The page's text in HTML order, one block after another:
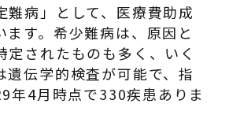
難病」として、医療費助成
ます。希少難病は、原因と
定されたものも多く、いく
遺伝学的検査が可能で、指
年4月時点で330疾患ありま